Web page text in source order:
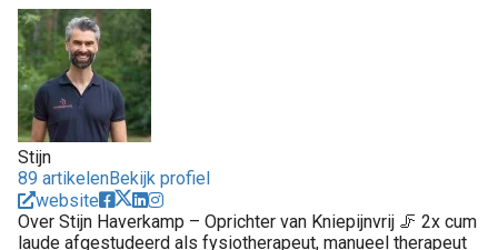
Stijn
89 artikelenBekijk profiel
website
Over Stijn Haverkamp – Oprichter van Kniepijnvrij 🦵 2x cum
laude afgestudeerd als fysiotherapeut, manueel therapeut